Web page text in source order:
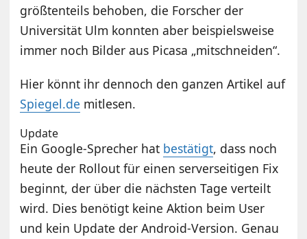
größtenteils behoben, die Forscher der
Universität Ulm konnten aber beispielsweise
immer noch Bilder aus Picasa „mitschneiden“.
Hier könnt ihr dennoch den ganzen Artikel auf
Spiegel.de mitlesen.
Update
Ein Google-Sprecher hat bestätigt, dass noch
heute der Rollout für einen serverseitigen Fix
beginnt, der über die nächsten Tage verteilt
wird. Dies benötigt keine Aktion beim User
und kein Update der Android-Version. Genau